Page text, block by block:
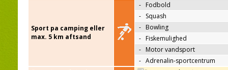
Sport pa camping eller
max. 5 km aftsand
- Fodbold
- Squash
- Bowling
- Fiskemulighed
- Motor vandsport
- Adrenalin-sportcentrum